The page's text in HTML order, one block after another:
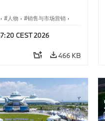
· 人物 · 销售与市场营销 ·
CEST 2026
466 KB